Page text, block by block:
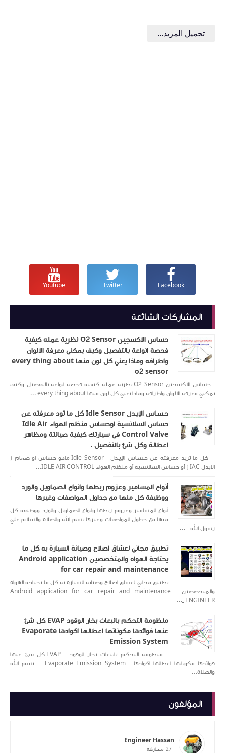
تحميل المزيد...
Facebook
Twitter
Youtube
المشاركات الشائعة
حساس الاكسجين O2 Sensor نظرية عمله كيفية
فحصة انواعة بالتفصيل وكيف يمكني معرفة الالوان
واطرافه وماذا يعني كل لون منها every thing about
o2 sensor
حساس الاكسجين O2 Sensor نظرية عمله كيفية فحصة انواعة بالتفصيل وكيف
يمكني معرفة الالوان واطرافه وماذا يعني كل لون منها every thing about ...
حـسـاس الإيـدل Idle Sensor كل ما تود معرفته عن
حساس السلانسية اوحساس منظم الهواء Idle Air
Control Valve في سيارتك كيفية صيانتة ومظاهر
اعطالة وكل شئ بالتفصيل .
كل ما تريد معرفته عن حـسـاس الإيـدل Idle Sensor ماهو حساس او صمام (
الايدل IAC ) أو حساس السلانسيه أو منظم الهواء IDLE AIR CONTROL...
أنواع المسامير وعزوم ربطها وانواع الصماويل والورد
ووظيفة كل منها مع جداول المواصفات وغيرها
أنواع المسامير وعزوم ربطها وانواع الصماويل والورد ووظيفة كل
منها مع جداول المواصفات وغيرها بسم الله والصلاة والسلام علي
رسول الله ...
تطبيق مجاني لعشاق اصلاح وصيانة السيارة به كل ما
يحتاجة الهواه والمتخصصين Android application
for car repair and maintenance
تطبيق مجاني لعشاق اصلاح وصيانة السيارة به كل ما يحتاجة الهواه
والمتخصصين Android application for car repair and maintenance
ENGINEER _...
منظومة التحكم بانبعاث بخار الوقود EVAP كل شئ
عنها فوائدها مكوناتها اعطالها اكوادها Evaporate
Emission System
منظومة التحكم بانبعاث بخار الوقود EVAP كل شئ عنها
فوائدها مكوناتها اعطالها اكوادها Evaporate Emission System بسم الله
والصلاة...
المؤلفون
Engineer Hassan
27 مشاركة